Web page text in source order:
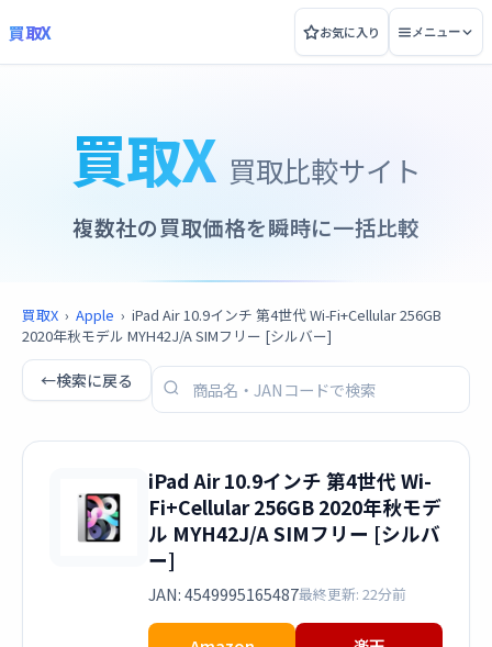
買取X お気に入り メニュー
買取X 買取比較サイト
複数社の買取価格を瞬時に一括比較
買取X › Apple › iPad Air 10.9インチ 第4世代 Wi-Fi+Cellular 256GB
2020年秋モデル MYH42J/A SIMフリー [シルバー]
←検索に戻る
iPad Air 10.9インチ 第4世代 Wi-
Fi+Cellular 256GB 2020年秋モデ
ル MYH42J/A SIMフリー [シルバ
ー]
JAN: 4549995165487最終更新: 22分前